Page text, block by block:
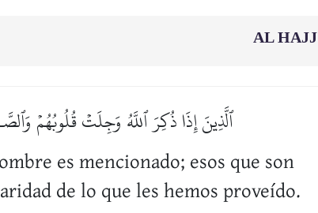
AL HAJJ
ٱلَّذِينَ إِذَا ذُكِرَ ٱللَّهُ وَجِلَتۡ قُلُوبُهُمۡ
es mencionado; esos que son
de lo que les hemos proveído.